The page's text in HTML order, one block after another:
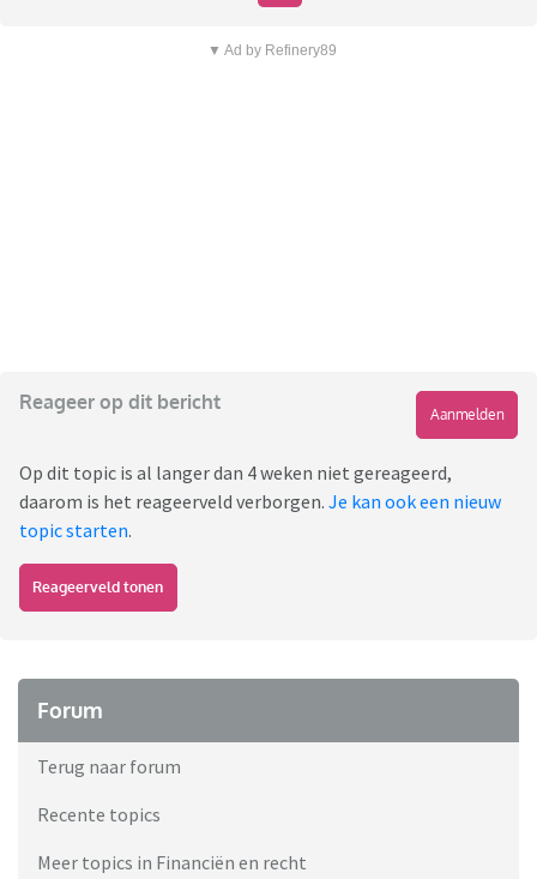
▼ Ad by Refinery89
Reageer op dit bericht
Aanmelden
Op dit topic is al langer dan 4 weken niet gereageerd,
daarom is het reageerveld verborgen. Je kan ook een nieuw
topic starten.
Reageerveld tonen
Forum
Terug naar forum
Recente topics
Meer topics in Financiën en recht